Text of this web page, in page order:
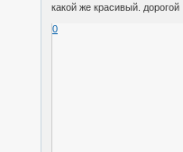
какой же красивый. дорогой
0